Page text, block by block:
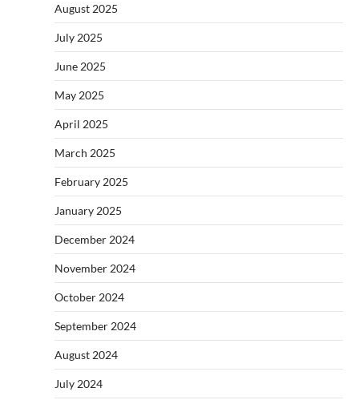
August 2025
July 2025
June 2025
May 2025
April 2025
March 2025
February 2025
January 2025
December 2024
November 2024
October 2024
September 2024
August 2024
July 2024